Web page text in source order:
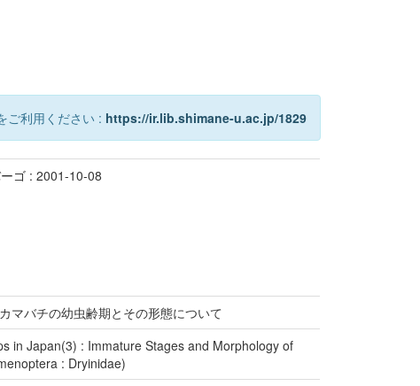
ご利用ください : https://ir.lib.shimane-u.ac.jp/1829
ゴ : 2001-10-08
マバチの幼虫齢期とその形態について
in Japan(3) : Immature Stages and Morphology of
: Dryinidae)